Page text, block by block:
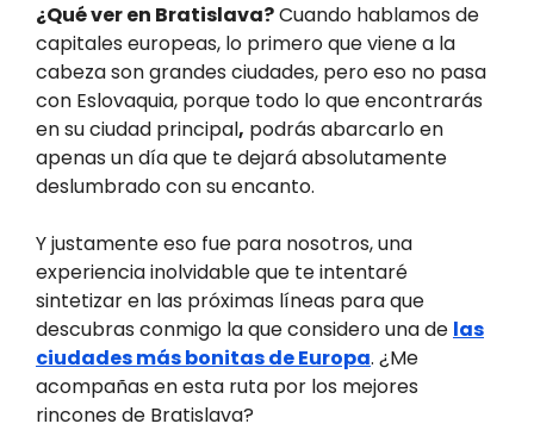
¿Qué ver en Bratislava?Cuando hablamos de
capitales europeas, lo primero que viene a la
cabeza son grandes ciudades, pero eso no pasa
con Eslovaquia, porque todo lo que encontrarás
en su ciudad principal, podrás abarcarlo en
apenas un día que te dejará absolutamente
deslumbrado con su encanto.
Y justamente eso fue para nosotros, una
experiencia inolvidable que te intentaré
sintetizar en las próximas líneas para que
descubras conmigo la que considero una de las
ciudades más bonitas de Europa. ¿Me
acompañas en esta ruta por los mejores
rincones de Bratislava?